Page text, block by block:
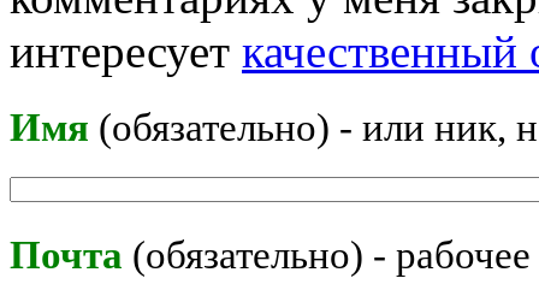
интересует
Имя (обязательно) - или ник,
Почта (обязательно) -